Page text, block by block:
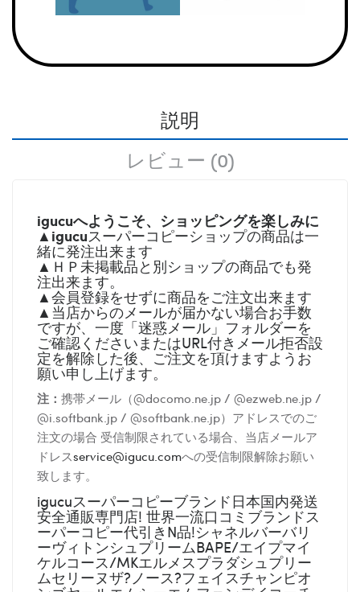
説明
レビュー (0)
igucuへようこそ、ショッピングを楽しみに
▲ igucuスーパーコピーショップの商品は一
緒に発注出来ます
▲ＨＰ未掲載品と別ショップの商品でも発
注出来ます。
▲会員登録をせずに商品をご注文出来ます
▲当店からのメールが届かない場合お手数
ですが、一度「迷惑メール」フォルダーを
ご確認くださいまたはURL付きメール拒否設
定を解除した後、ご注文を頂けますようお
願い申し上げます。
注： 携帯メール（@docomo.ne.jp / @ezweb.ne.jp /
@i.softbank.jp / @softbank.ne.jp）アドレスでのご
注文の場合 受信制限されている場合、当店メールア
ドレスservice@igucu.comへの受信制限解除お願い
致します。
igucuスーパーコピーブランド日本国内発送
安全通販専門店! 世界一流口コミブランドス
ーパーコピー代引きN品!シャネルバーバリ
ーヴィトンシュプリームBAPE/エイプマイ
ケルコース/MKエルメスプラダシュプリー
ムセリーヌザ?ノース?フェイスチャンピオ